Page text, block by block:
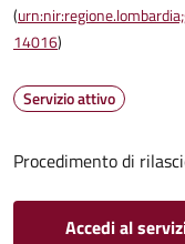
(
14016)
Servizio attivo
Procedimento di
Accedi al